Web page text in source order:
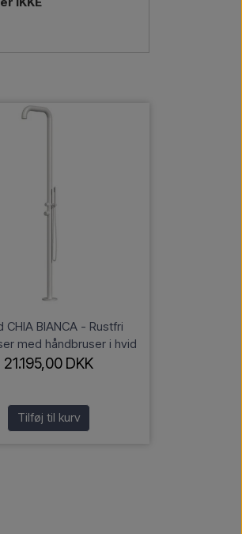
CHIA BIANCA - Rustfri
med håndbruser i hvid
21.195,00 DKK
Tilføj til kurv